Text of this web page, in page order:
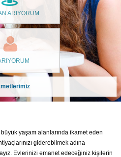
ARIYORUM
yaşam alanlarında ikamet eden
giderebilmek adına
Evlerinizi emanet edeceğiniz kişilerin